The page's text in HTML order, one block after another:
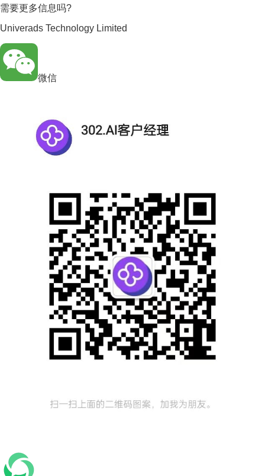
需要更多信息吗?
Univerads Technology Limited
微信